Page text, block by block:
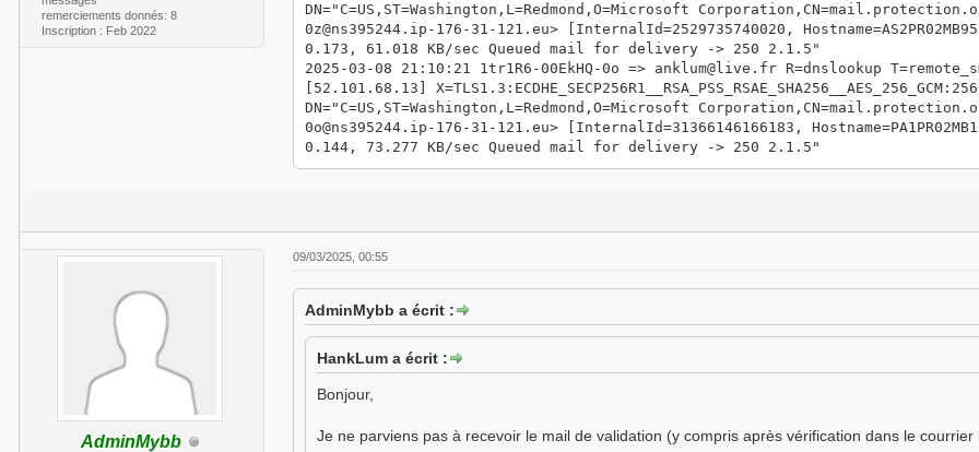
remerciements donnés: 8
Inscription : Feb 2022
DN="C=US,ST=Washington,L=Redmond,O=Microsoft
0z@ns395244.ip-176-31-121.eu> [InternalId=2529735740020,
0.173, 61.018 KB/sec Queued mail for delivery -> 250 2.1.5"
2025-03-08 21:10:21 1tr1R6-00EkHQ-0o => anklum@live.fr R=dnslookup
[52.101.68.13]
DN="C=US,ST=Washington,L=Redmond,O=Microsoft
0o@ns395244.ip-176-31-121.eu> [InternalId=31366146166183,
0.144, 73.277 KB/sec Queued mail for delivery -> 250 2.1.5"
AdminMybb
09/03/2025, 00:55
AdminMybb a écrit :
HankLum a écrit :
Bonjour,
Je ne parviens pas à recevoir le mail de validation (y compris après vérification dans le courrier